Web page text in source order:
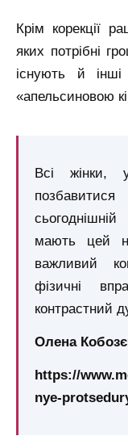
Крім корекції
яких потрібні
існують й
«апельсиновою
Всі жінки,
мають цей
важливий
фізичні
контрастний
Олена
https://
nye-